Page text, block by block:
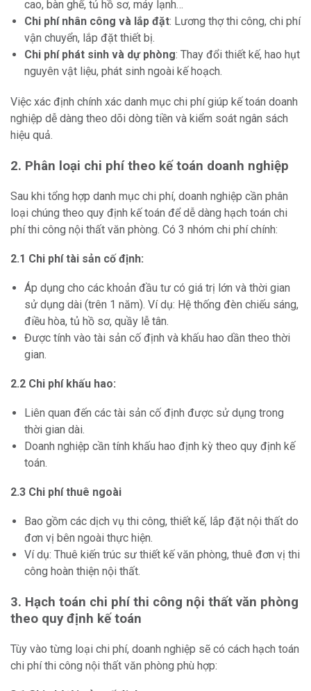
cao, bàn ghế, tủ hồ sơ, máy lạnh…
Chi phí nhân công và lắp đặt: Lương thợ thi công, chi phí
vận chuyển, lắp đặt thiết bị.
Chi phí phát sinh và dự phòng: Thay đổi thiết kế, hao hụt
nguyên vật liệu, phát sinh ngoài kế hoạch.
Việc xác định chính xác danh mục chi phí giúp kế toán doanh
nghiệp dễ dàng theo dõi dòng tiền và kiểm soát ngân sách
hiệu quả.
2. Phân loại chi phí theo kế toán doanh nghiệp
Sau khi tổng hợp danh mục chi phí, doanh nghiệp cần phân
loại chúng theo quy định kế toán để dễ dàng hạch toán chi
phí thi công nội thất văn phòng. Có 3 nhóm chi phí chính:
2.1 Chi phí tài sản cố định:
Áp dụng cho các khoản đầu tư có giá trị lớn và thời gian
sử dụng dài (trên 1 năm). Ví dụ: Hệ thống đèn chiếu sáng,
điều hòa, tủ hồ sơ, quầy lễ tân.
Được tính vào tài sản cố định và khấu hao dần theo thời
gian.
2.2 Chi phí khấu hao:
Liên quan đến các tài sản cố định được sử dụng trong
thời gian dài.
Doanh nghiệp cần tính khấu hao định kỳ theo quy định kế
toán.
2.3 Chi phí thuê ngoài
Bao gồm các dịch vụ thi công, thiết kế, lắp đặt nội thất do
đơn vị bên ngoài thực hiện.
Ví dụ: Thuê kiến trúc sư thiết kế văn phòng, thuê đơn vị thi
công hoàn thiện nội thất.
3. Hạch toán chi phí thi công nội thất văn phòng
theo quy định kế toán
Tùy vào từng loại chi phí, doanh nghiệp sẽ có cách hạch toán
chi phí thi công nội thất văn phòng phù hợp: